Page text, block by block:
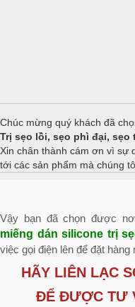
Chúc mừng quý khách đã
Trị sẹo lồi, sẹo phì đại, sẹo
Xin chân thành cám ơn vì sự
tới các sản phẩm mà chúng
Vậy bạn đã chọn được
miếng dán silicone trị
việc gọi điện lên để đặt hàng
HÃY LIÊN LẠC
ĐỂ ĐƯỢC TƯ